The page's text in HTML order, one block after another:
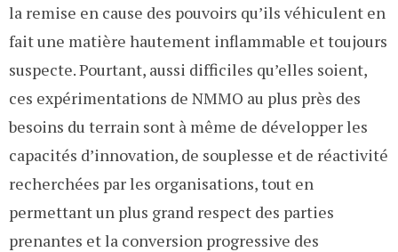
la remise en cause des pouvoirs qu’ils véhiculent en
fait une matière hautement inflammable et toujours
suspecte. Pourtant, aussi difficiles qu’elles soient,
ces expérimentations de NMMO au plus près des
besoins du terrain sont à même de développer les
capacités d’innovation, de souplesse et de réactivité
recherchées par les organisations, tout en
permettant un plus grand respect des parties
prenantes et la conversion progressive des